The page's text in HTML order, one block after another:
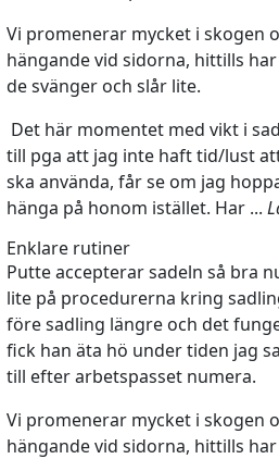
Vi promenerar mycket i skogen
hängande vid sidorna, hittills
de svänger och slår lite.
Det här momentet med vikt i
till pga att jag inte haft tid/lust
ska använda, får se om jag
hänga på honom istället. Har ...
Enklare rutiner
Putte accepterar sadeln så bra
lite på procedurerna kring
före sadling längre och det
fick han äta hö under tiden jag
till efter arbetspasset numera.
Vi promenerar mycket i skogen
hängande vid sidorna, hittills